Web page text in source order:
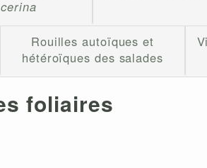
Rouilles autoïques et
hétéroïques des salades
foliaires